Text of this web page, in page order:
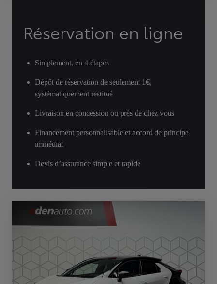
Réservation en ligne
Simplement, en 4 étapes
Dépôt de réservation de seulement 1€,
systématiquement restitué
Livraison en concession ou près de chez vous
Financement personnalisable et accord de principe
immédiat
Devis d’assurance simple et rapide